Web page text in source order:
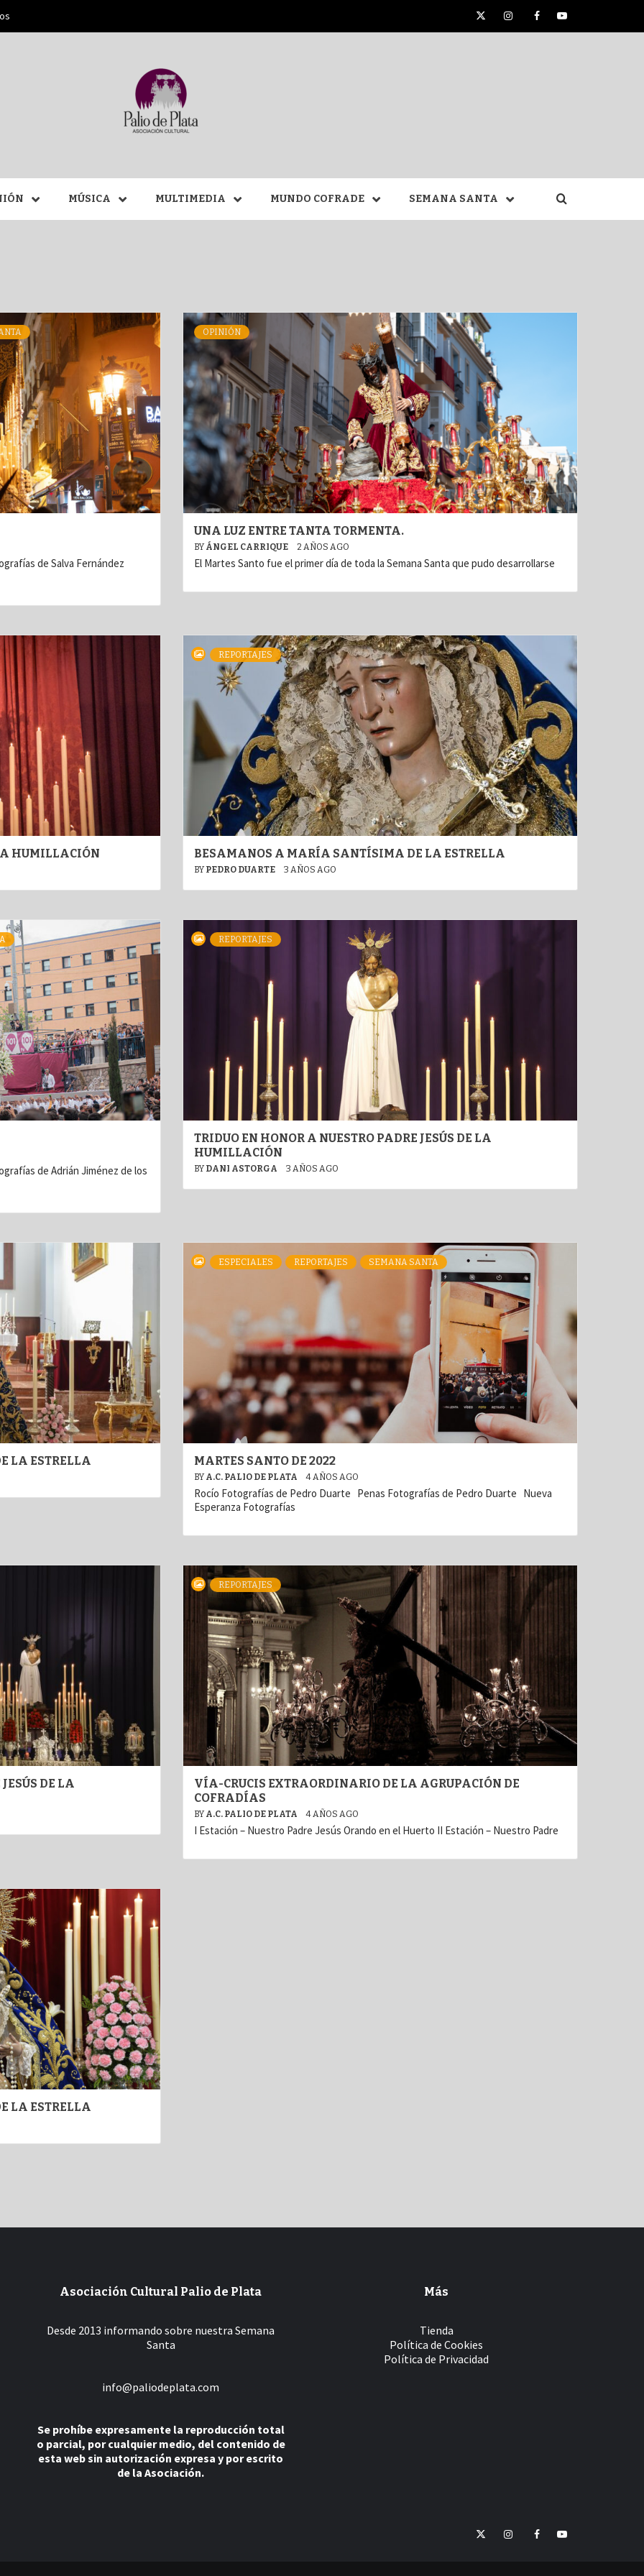
TwitterInstagramFacebookYouTube
SANTA DE
MÁLAGA
MÚSICA MULTIMEDIA MUNDO COFRADE SEMANA SANTA
de Salva Fernández
OPINIÓN
UNA LUZ ENTRE TANTA TORMENTA.
BY ÁNGEL CARRIQUE 2 AÑOS AGO
El Martes Santo fue el primer día de toda la Semana Santa que pudo desarrollarse
HUMILLACIÓN
REPORTAJES
BESAMANOS A MARÍA SANTÍSIMA DE LA ESTRELLA
BY PEDRO DUARTE 3 AÑOS AGO
de Adrián Jiménez de los
REPORTAJES
TRIDUO EN HONOR A NUESTRO PADRE JESÚS DE LA
HUMILLACIÓN
BY DANI ASTORGA 3 AÑOS AGO
LA ESTRELLA
ESPECIALES REPORTAJES SEMANA SANTA
MARTES SANTO DE 2022
BY A.C. PALIO DE PLATA 4 AÑOS AGO
Rocío Fotografías de Pedro Duarte Penas Fotografías de Pedro Duarte Nueva
Esperanza Fotografías
DE LA
REPORTAJES
VÍA-CRUCIS EXTRAORDINARIO DE LA AGRUPACIÓN DE
COFRADÍAS
BY A.C. PALIO DE PLATA 4 AÑOS AGO
I Estación – Nuestro Padre Jesús Orando en el Huerto II Estación – Nuestro Padre
LA ESTRELLA
Asociación Cultural Palio de Plata
Desde 2013 informando sobre nuestra Semana
Santa
info@paliodeplata.com
Se prohíbe expresamente la reproducción total
o parcial, por cualquier medio, del contenido de
esta web sin autorización expresa y por escrito
de la Asociación.
Más
Tienda
Política de Cookies
Política de Privacidad
TwitterInstagramFacebookYouTube